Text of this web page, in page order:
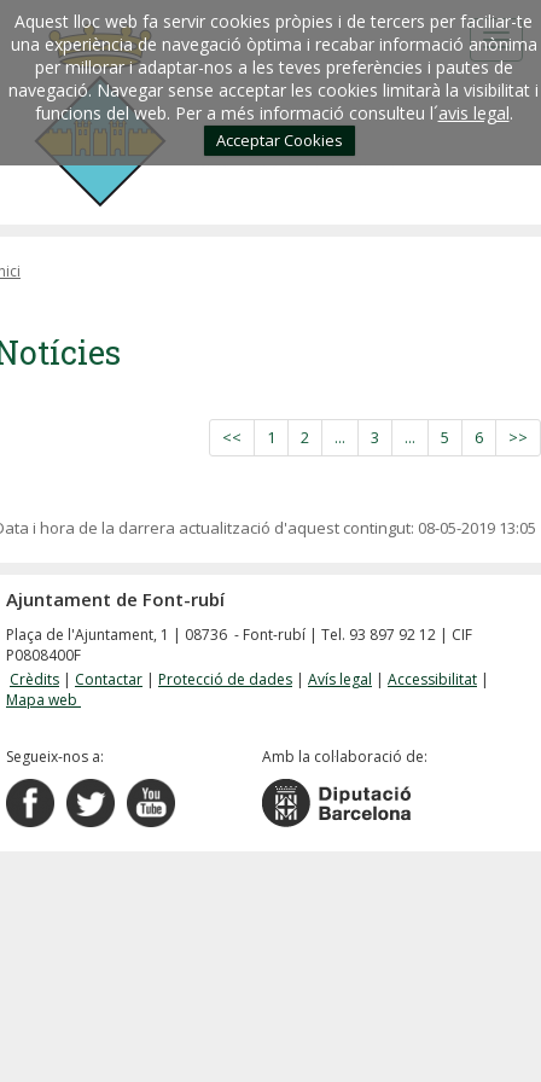
Aquest lloc web fa servir cookies pròpies i de tercers per faciliar-te
una experiència de navegació òptima i recabar informació anònima
per millorar i adaptar-nos a les teves preferències i pautes de
navegació. Navegar sense acceptar les cookies limitarà la visibilitat i
funcions del web. Per a més informació consulteu l´avis legal.
Acceptar Cookies
<< 1 2 ... 3 ... 5 6 >>
i hora de la darrera actualització d'aquest contingut: 08-05-2019 13:05
Ajuntament de Font-rubí
Plaça de l'Ajuntament, 1 | 08736 - Font-rubí | Tel. 93 897 92 12 | CIF
P0808400F
Crèdits | Contactar | Protecció de dades | Avís legal | Accessibilitat |
Mapa web
Segueix-nos a: Amb la col·laboració de: